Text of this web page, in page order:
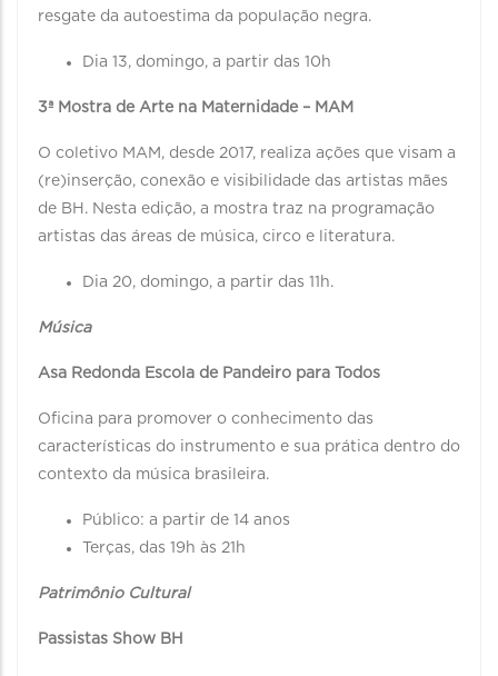
resgate da autoestima da população negra.
Dia 13, domingo, a partir das 10h
3ª Mostra de Arte na Maternidade – MAM
O coletivo MAM, desde 2017, realiza ações que visam a
(re)inserção, conexão e visibilidade das artistas mães
de BH. Nesta edição, a mostra traz na programação
artistas das áreas de música, circo e literatura.
Dia 20, domingo, a partir das 11h.
Música
Asa Redonda Escola de Pandeiro para Todos
Oficina para promover o conhecimento das
características do instrumento e sua prática dentro do
contexto da música brasileira.
Público: a partir de 14 anos
Terças, das 19h às 21h
Patrimônio Cultural
Passistas Show BH